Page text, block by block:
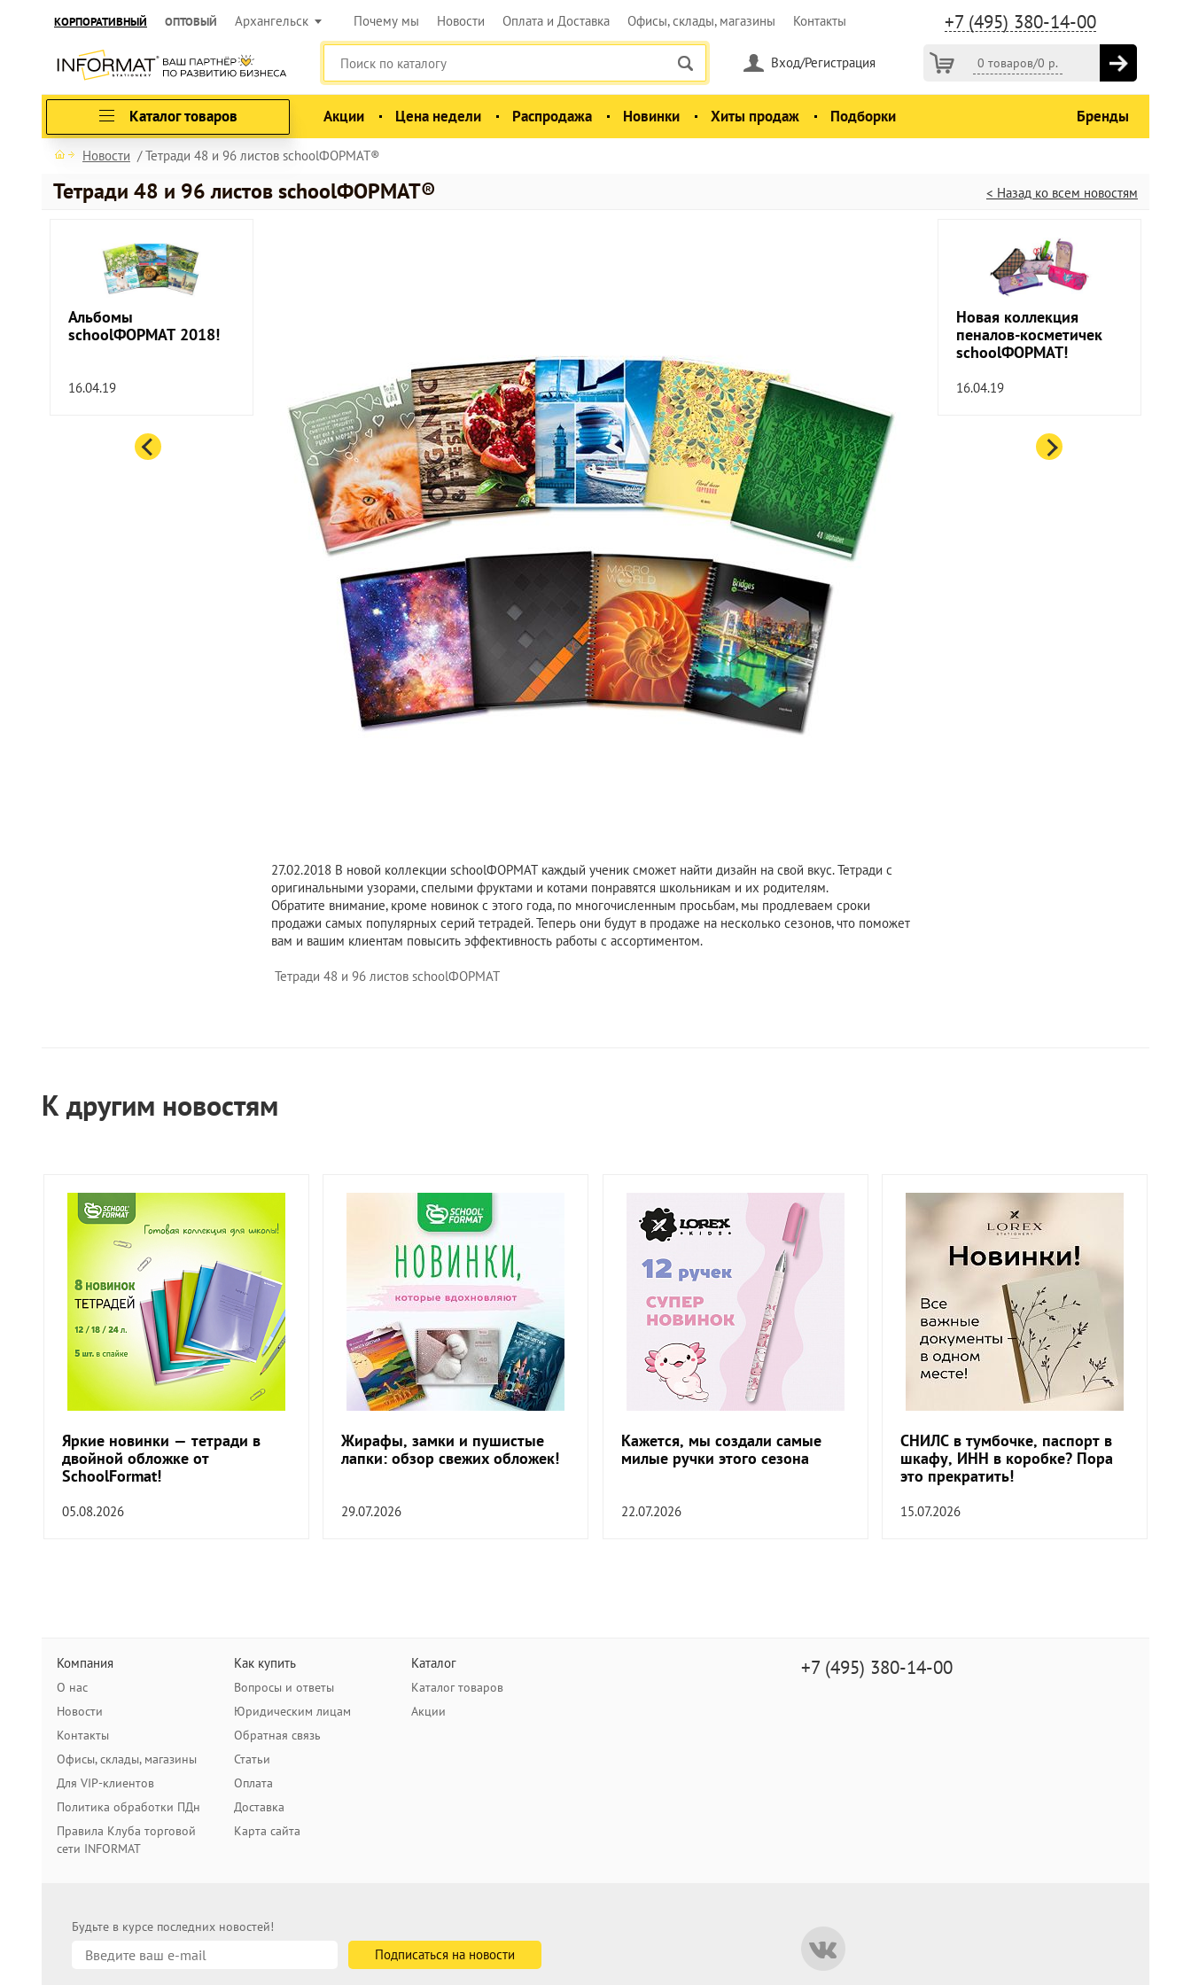
КОРПОРАТИВНЫЙ ОПТОВЫЙ Архангельск +7 (495) 380-14-00
Почему мы Новости Оплата и Доставка Офисы, склады, магазины Контакты
0 товаров/0 р.
Вход/Регистрация
Каталог товаров Акции Цена недели Распродажа Новинки Хиты продаж Подборки Бренды
Новости Тетради 48 и 96 листов schoolФОРМАТ®
Тетради 48 и 96 листов schoolФОРМАТ® < Назад ко всем новостям
Альбомы
schoolФОРМАТ 2018!
16.04.19
27.02.2018 В новой коллекции schoolФОРМАТ каждый ученик сможет найти дизайн на свой вкус. Тетради с
оригинальными узорами, спелыми фруктами и котами понравятся школьникам и их родителям.
Обратите внимание, кроме новинок с этого года, по многочисленным просьбам, мы продлеваем сроки
продажи самых популярных серий тетрадей. Теперь они будут в продаже на несколько сезонов, что поможет
вам и вашим клиентам повысить эффективность работы с ассортиментом.
Тетради 48 и 96 листов schoolФОРМАТ
Новая коллекция
пеналов-косметичек
schoolФОРМАТ!
16.04.19
К другим новостям
Яркие новинки — тетради в
двойной обложке от
SchoolFormat!
05.08.2026
Жирафы, замки и пушистые
лапки: обзор свежих обложек!
29.07.2026
Кажется, мы создали самые
милые ручки этого сезона
22.07.2026
СНИЛС в тумбочке, паспорт в
шкафу, ИНН в коробке? Пора
это прекратить!
15.07.2026
Компания
О нас
Новости
Контакты
Офисы, склады, магазины
Для VIP-клиентов
Политика обработки ПДн
Правила Клуба торговой
сети INFORMAT
Как купить
Вопросы и ответы
Юридическим лицам
Обратная связь
Статьи
Оплата
Доставка
Карта сайта
Каталог
Каталог товаров
Акции
+7 (495) 380-14-00
Будьте в курсе последних новостей!